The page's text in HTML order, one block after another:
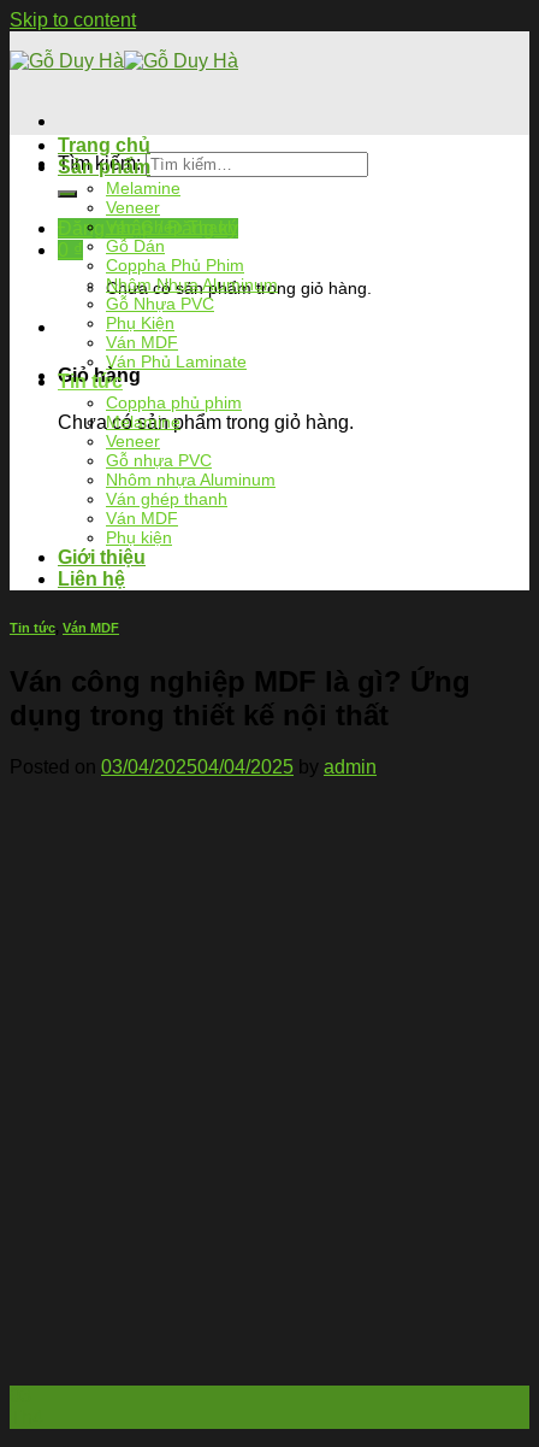
Skip to content
Tìm kiếm:
Đăng nhập / Đăng ký
Chưa có sản phẩm trong giỏ hàng.
Giỏ hàng
Chưa có sản phẩm trong giỏ hàng.
Trang chủ
Sản phẩm
Melamine
Veneer
Gỗ Dán
Coppha Phủ Phim
Nhôm Nhựa Aluminum
Gỗ Nhựa PVC
Phụ Kiện
Ván MDF
Ván Phủ Laminate
Tin tức
Coppha phủ phim
Melamine
Veneer
Gỗ nhựa PVC
Nhôm nhựa Aluminum
Ván ghép thanh
Ván MDF
Phụ kiện
Giới thiệu
Liên hệ
Tin tức, Ván MDF
Ván công nghiệp MDF là gì? Ứng
dụng trong thiết kế nội thất
Posted on 03/04/202504/04/2025 by admin